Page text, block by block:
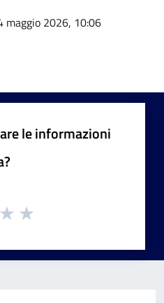
maggio 2026, 10:06
le informazioni